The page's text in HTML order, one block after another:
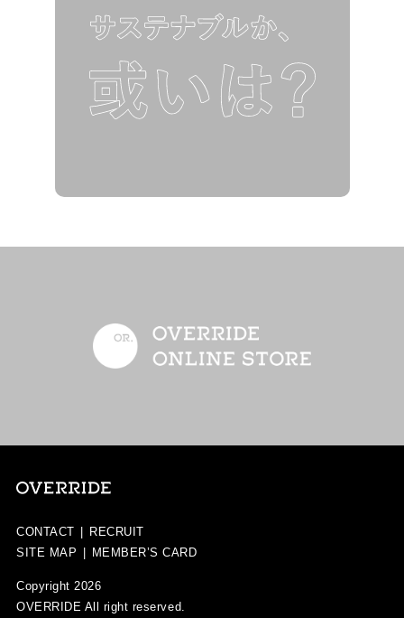
CONTACT
RECRUIT
SITE MAP
MEMBER’S CARD
Copyright 2026
OVERRIDE All right reserved.